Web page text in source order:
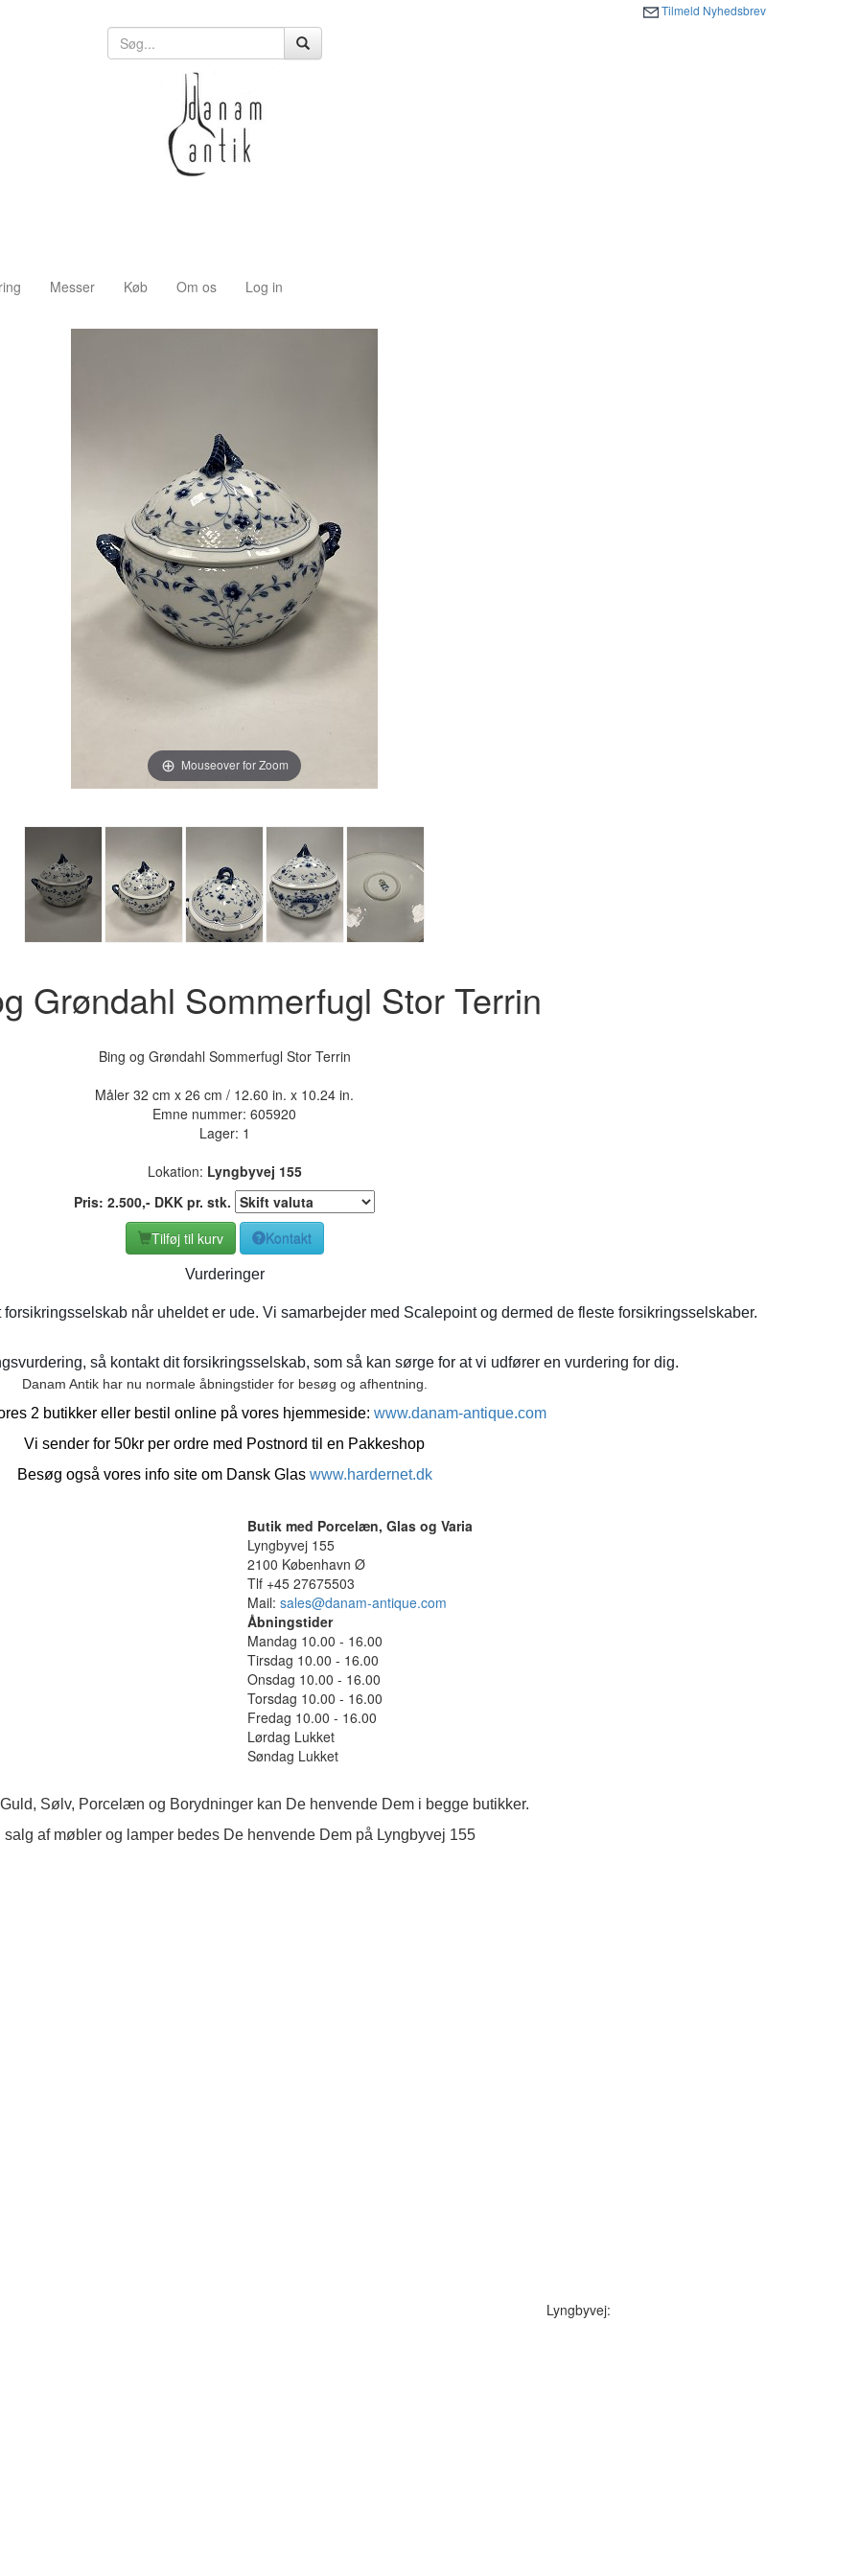
Tilmeld Nyhedsbrev
Messer Køb Om os Log in
Mouseover for Zoom
Grøndahl Sommerfugl Stor Terrin
Bing og Grøndahl Sommerfugl Stor Terrin
Måler 32 cm x 26 cm / 12.60 in. x 10.24 in.
Emne nummer: 605920
Lager: 1
Lokation: Lyngbyvej 155
Pris: 2.500,- DKK pr. stk.
Tilføj til kurv
Kontakt
Vurderinger
når uheldet er ude. Vi samarbejder med Scalepoint og dermed de fleste forsikringsselskaber.
så kontakt dit forsikringsselskab, som så kan sørge for at vi udfører en vurdering for dig.
Danam Antik har nu normale åbningstider for besøg og afhentning.
2 butikker eller bestil online på vores hjemmeside: www.danam-antique.com
Vi sender for 50kr per ordre med Postnord til en Pakkeshop
Besøg også vores info site om Dansk Glas www.hardernet.dk
Butik med Porcelæn, Glas og Varia
Lyngbyvej 155
2100 København Ø
Tlf +45 27675503
Mail: sales@danam-antique.com
Åbningstider
Mandag 10.00 - 16.00
Tirsdag 10.00 - 16.00
Onsdag 10.00 - 16.00
Torsdag 10.00 - 16.00
Fredag 10.00 - 16.00
Lørdag Lukket
Søndag Lukket
Sølv, Porcelæn og Borydninger kan De henvende Dem i begge butikker.
salg af møbler og lamper bedes De henvende Dem på Lyngbyvej 155
Lyngbyvej: